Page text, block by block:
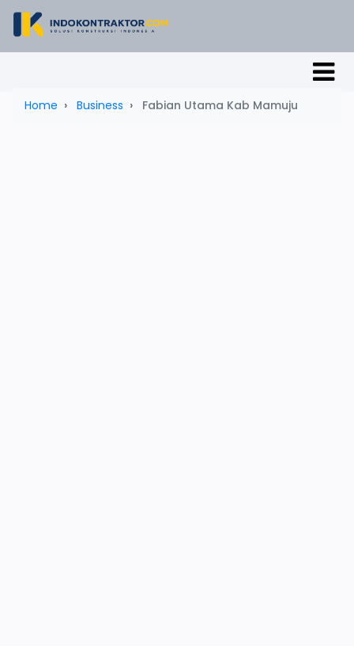
Home Business Fabian Utama Kab Mamuju